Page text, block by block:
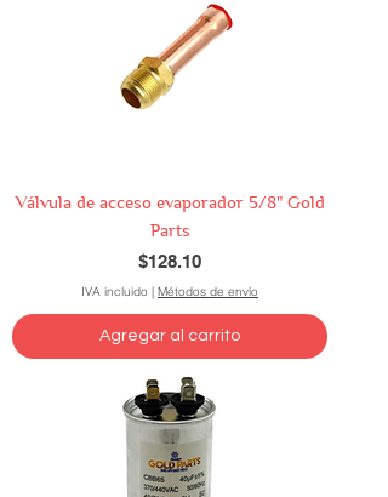
Válvula de acceso evaporador 5/8" Gold
Parts
Precio
$128.10
IVA incluido | Métodos de envío
Agregar al carrito